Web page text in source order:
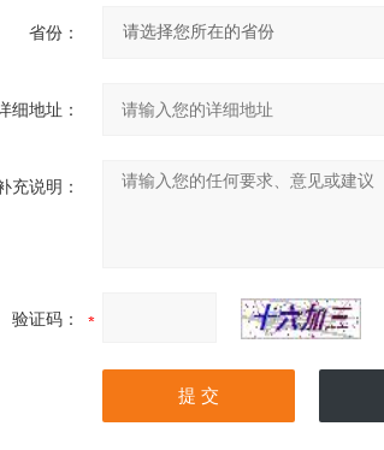
省份：
细地址：
充说明：
验证码：